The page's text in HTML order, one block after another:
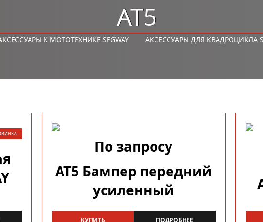
AT5
К МОТОТЕХНИКЕ SEGWAY АКСЕССУАРЫ ДЛЯ КВАДРОЦИКЛА
По запросу
AT5 Бампер передний
усиленный
КУПИТЬ ПОДРОБНЕЕ